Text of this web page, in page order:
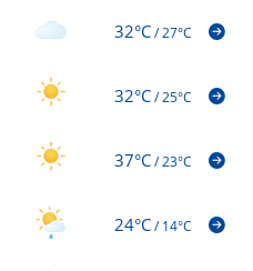
32°C/27°C
32°C/25°C
37°C/23°C
24°C/14°C